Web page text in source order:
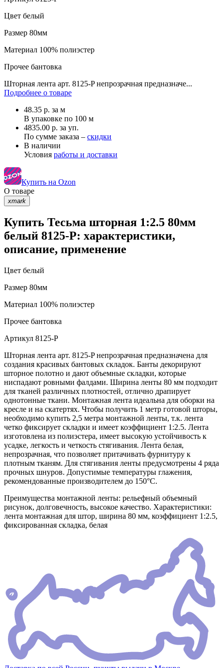
Цвет белый
Размер 80мм
Материал 100% полиэстер
Прочее бантовка
Шторная лента арт. 8125-P непрозрачная предназначе...
Подробнее о товаре
48.35 р. за м
В упаковке по 100 м
4835.00 р. за уп.
По сумме заказа – скидки
В наличии
Условия работы и доставки
Купить на Ozon
О товаре
xmark
Купить Тесьма шторная 1:2.5 80мм
белый 8125-P: характеристики,
описание, применение
Цвет белый
Размер 80мм
Материал 100% полиэстер
Прочее бантовка
Артикул 8125-P
Шторная лента арт. 8125-P непрозрачная предназначена для
создания красивых бантовых складок. Банты декорируют
шторное полотно и дают объемные складки, которые
ниспадают ровными фалдами. Ширина ленты 80 мм подходит
для тканей различных плотностей, отлично драпирует
однотонные ткани. Монтажная лента идеальна для оборки на
кресле и на скатертях. Чтобы получить 1 метр готовой шторы,
необходимо купить 2,5 метра монтажной ленты, т.к. лента
четко фиксирует складки и имеет коэффициент 1:2.5. Лента
изготовлена из полиэстера, имеет высокую устойчивость к
усадке, легкость и четкость стягивания. Лента белая,
непрозрачная, что позволяет притачивать фурнитуру к
плотным тканям. Для стягивания ленты предусмотрены 4 ряда
прочных шнуров. Допустимые температуры глажения,
рекомендованные производителем до 150°C.
Преимущества монтажной ленты: рельефный объемный
рисунок, долговечность, высокое качество. Характеристики:
лента монтажная для штор, ширина 80 мм, коэффициент 1:2.5,
фиксированная складка, белая